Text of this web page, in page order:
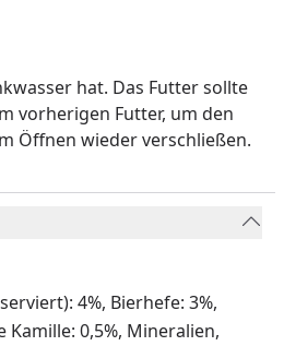
hat. Das Futter sollte
vorherigen Futter, um den
Öffnen wieder verschließen.
4%, Bierhefe: 3%,
0,5%, Mineralien,